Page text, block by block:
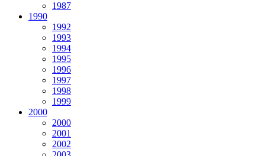
1987
1990
1992
1993
1994
1995
1996
1997
1998
1999
2000
2000
2001
2002